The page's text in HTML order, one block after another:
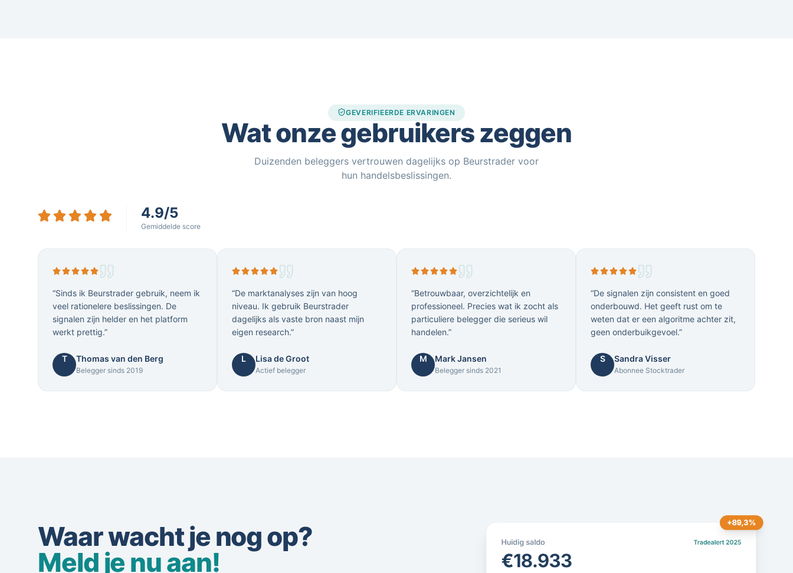
GEVERIFIEERDE ERVARINGEN
Wat onze gebruikers zeggen
Duizenden beleggers vertrouwen dagelijks op Beurstrader voor
hun handelsbeslissingen.
4.9/5
Gemiddelde score
“Sinds ik Beurstrader gebruik, neem ik
veel rationelere beslissingen. De
signalen zijn helder en het platform
werkt prettig.”
T Thomas van den Berg
Belegger sinds 2019
“De marktanalyses zijn van hoog
niveau. Ik gebruik Beurstrader
dagelijks als vaste bron naast mijn
eigen research.”
L Lisa de Groot
Actief belegger
“Betrouwbaar, overzichtelijk en
professioneel. Precies wat ik zocht als
particuliere belegger die serieus wil
handelen.”
M Mark Jansen
Belegger sinds 2021
“De signalen zijn consistent en goed
onderbouwd. Het geeft rust om te
weten dat er een algoritme achter zit,
geen onderbuikgevoel.”
S Sandra Visser
Abonnee Stocktrader
Waar wacht je nog op?
Meld je nu aan!